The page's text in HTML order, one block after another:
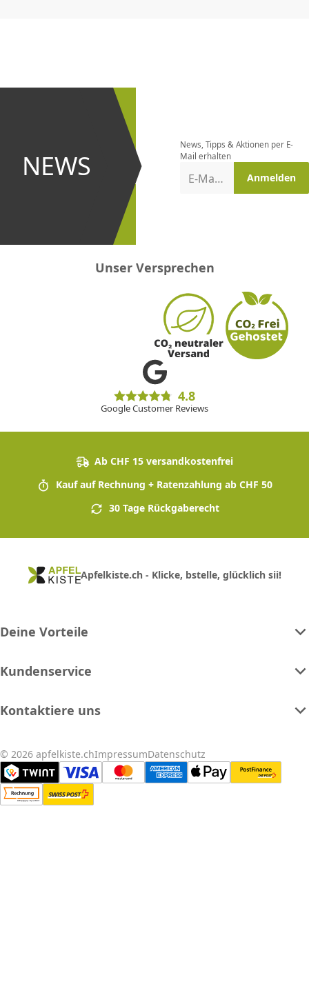
NEWS
und bei
Aktionen
News, Tipps & Aktionen per E-
Mail erhalten
E-Mail-Adresse Anmelden
Unser Versprechen
4.8
Google Customer Reviews
Ab CHF 15 versandkostenfrei
Kauf auf Rechnung + Ratenzahlung ab CHF 50
30 Tage Rückgaberecht
Apfelkiste.ch - Klicke, bstelle, glücklich sii!
Deine Vorteile
Kundenservice
Kontaktiere uns
© 2026 apfelkiste.chImpressumDatenschutz